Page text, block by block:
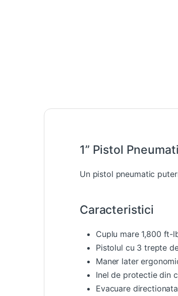
1” Pistol
Un pistol pneumatic
Caracteristici
Cuplu mare 1,800 ft-
Pistolul cu 3 trepte
Maner later
Inel de protectie din
Evacuare